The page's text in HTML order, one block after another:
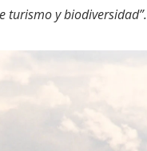
turismo y biodiversidad”.